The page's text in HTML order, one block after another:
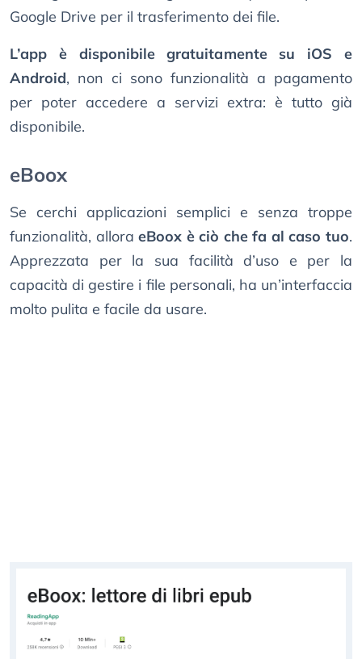
Google Drive per il trasferimento dei file.
L’app è disponibile gratuitamente su iOS e
Android, non ci sono funzionalità a pagamento
per poter accedere a servizi extra: è tutto già
disponibile.
eBoox
Se cerchi applicazioni semplici e senza troppe
funzionalità, alloraeBoox è ciò che fa al caso tuo.
Apprezzata per la sua facilità d’uso e per la
capacità di gestire i file personali, ha un’interfaccia
molto pulita e facile da usare.